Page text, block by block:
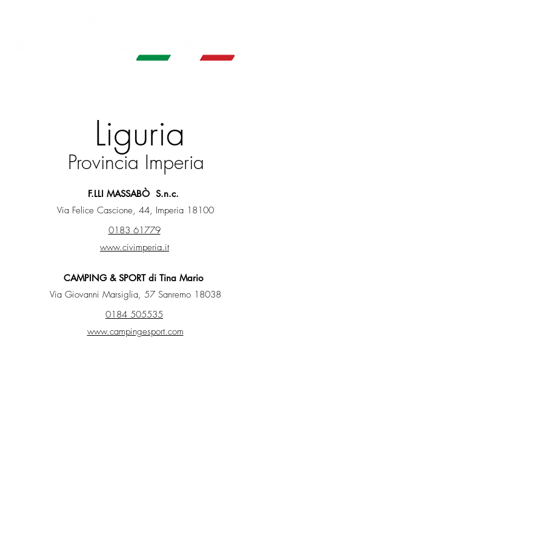
Liguria
F.LLI MASSABÒ S.n.c.
Via Felice Cascione, 44, Imperia 18100
0183 61779
www.civimperia.it
Provincia Imperia
CAMPING & SPORT di Tina Mario
Via Giovanni Marsiglia, 57 Sanremo 18038
0184 505535
www.campingesport.com